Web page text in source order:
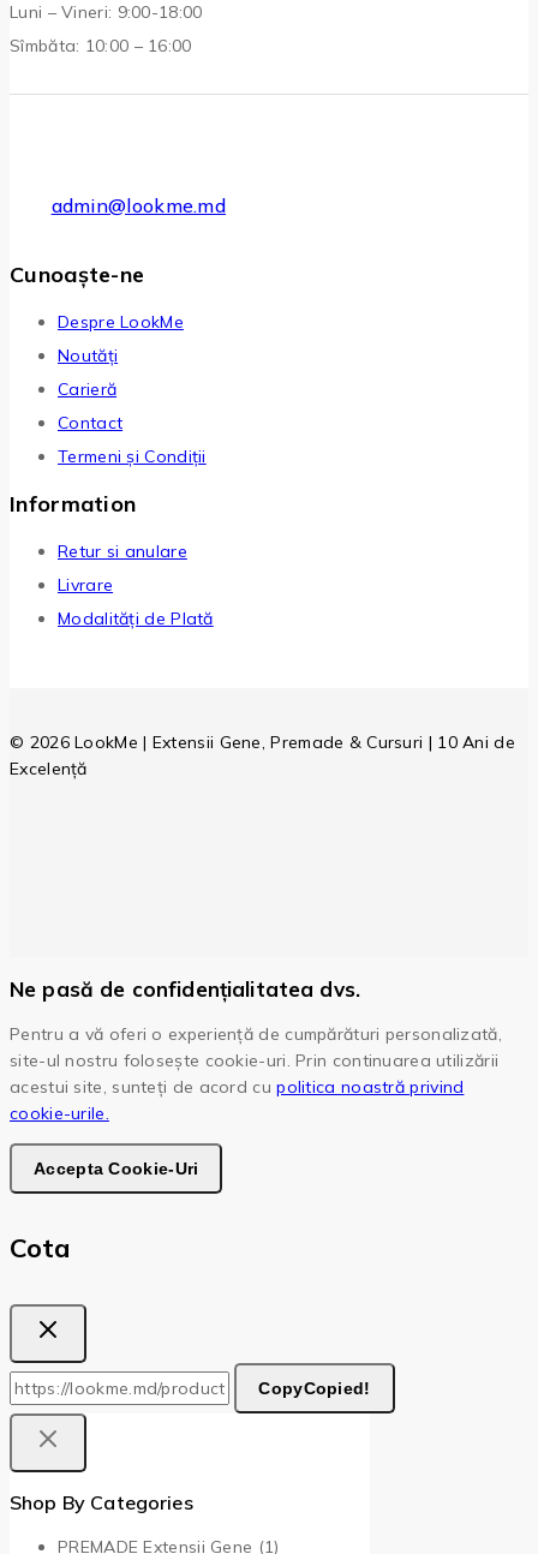
Luni – Vineri: 9:00-18:00
Sîmbăta: 10:00 – 16:00
admin@lookme.md
Cunoaște-ne
Despre LookMe
Noutăți
Carieră
Contact
Termeni și Condiții
Information
Retur si anulare
Livrare
Modalități de Plată
© 2026 LookMe | Extensii Gene, Premade & Cursuri | 10 Ani de
Excelență
Ne pasă de confidențialitatea dvs.
Pentru a vă oferi o experiență de cumpărături personalizată,
site-ul nostru folosește cookie-uri. Prin continuarea utilizării
acestui site, sunteți de acord cupolitica noastră privind
cookie-urile.
Accepta Cookie-Uri
Cota
CopyCopied!
Shop By Categories
PREMADE Extensii Gene (1)